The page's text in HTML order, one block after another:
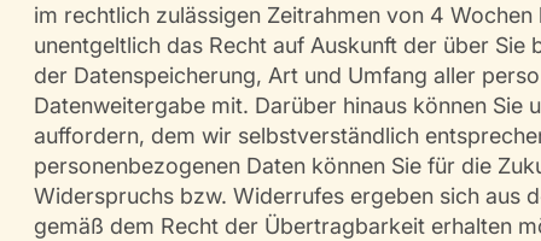
im rechtlich zulässigen Zeitrahmen von 4
unentgeltlich das Recht auf Auskunft der über
der Datenspeicherung, Art und Umfang aller
Datenweitergabe mit. Darüber hinaus können
auffordern, dem wir selbstverständlich
personenbezogenen Daten können Sie für die
Widerspruchs bzw. Widerrufes ergeben sich aus
gemäß dem Recht der Übertragbarkeit erhalten